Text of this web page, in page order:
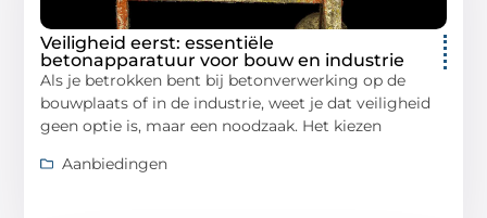
Veiligheid eerst: essentiële
betonapparatuur voor bouw en industrie
Als je betrokken bent bij betonverwerking op de
bouwplaats of in de industrie, weet je dat veiligheid
geen optie is, maar een noodzaak. Het kiezen
Aanbiedingen